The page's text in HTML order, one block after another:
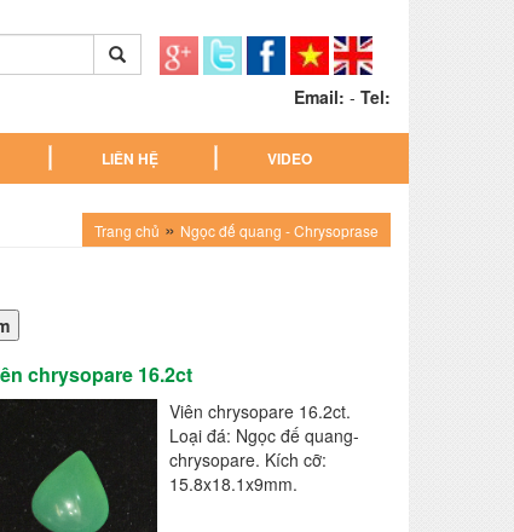
Email: - Tel:
LIÊN HỆ VIDEO
Trang chủ » Ngọc đế quang - Chrysoprase
chrysopare 16.2ct
Viên chrysopare 16.2ct.
Loại đá: Ngọc đế quang-
chrysopare. Kích cỡ:
15.8x18.1x9mm.